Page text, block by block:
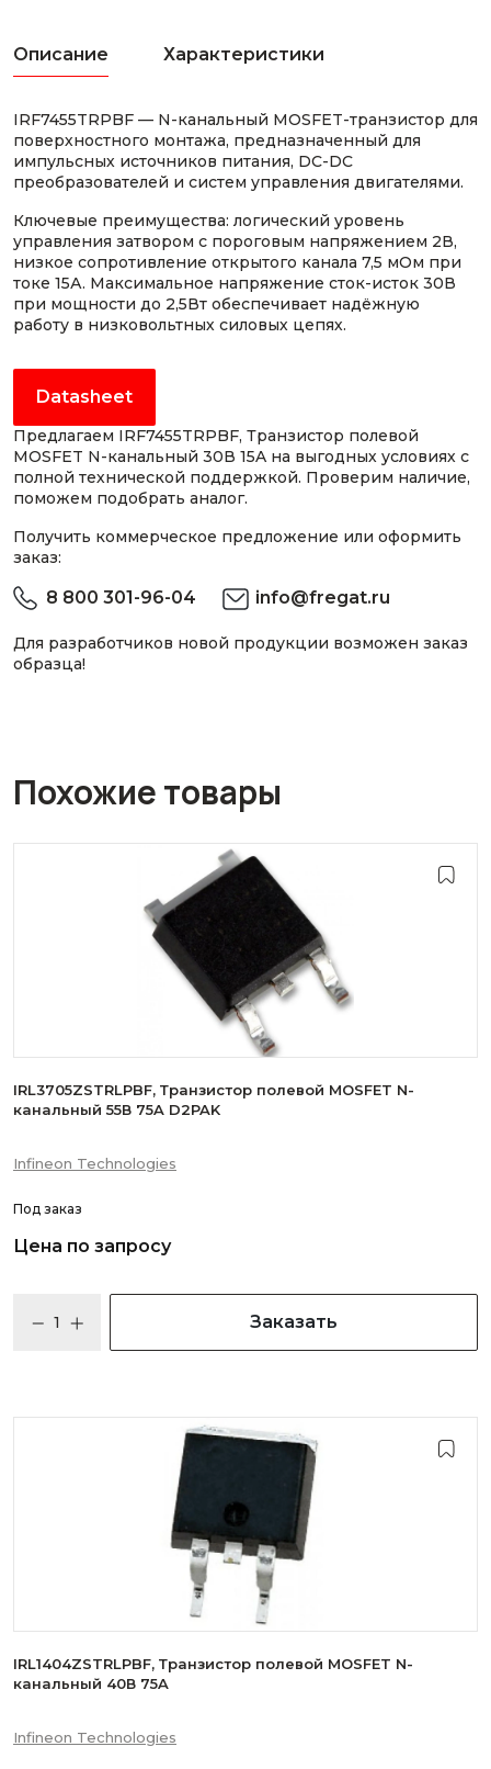
Описание Характеристики
IRF7455TRPBF — N-канальный MOSFET-транзистор для
поверхностного монтажа, предназначенный для
импульсных источников питания, DC-DC
преобразователей и систем управления двигателями.
Ключевые преимущества: логический уровень
управления затвором с пороговым напряжением 2В,
низкое сопротивление открытого канала 7,5 мОм при
токе 15А. Максимальное напряжение сток-исток 30В
при мощности до 2,5Вт обеспечивает надёжную
работу в низковольтных силовых цепях.
Datasheet
Предлагаем IRF7455TRPBF, Транзистор полевой
MOSFET N-канальный 30В 15A на выгодных условиях с
полной технической поддержкой. Проверим наличие,
поможем подобрать аналог.
Получить коммерческое предложение или оформить
заказ:
8 800 301-96-04 info@fregat.ru
Для разработчиков новой продукции возможен заказ
образца!
Похожие товары
IRL3705ZSTRLPBF, Транзистор полевой MOSFET N-
канальный 55В 75A D2PAK
Infineon Technologies
Под заказ
Цена по запросу
Заказать
IRL1404ZSTRLPBF, Транзистор полевой MOSFET N-
канальный 40В 75A
Infineon Technologies